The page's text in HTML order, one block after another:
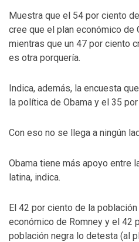
Muestra que el 54 por ciento
cree que el plan económico de
mientras que un 47 por ciento
es otra porquería.
Indica, además, la encuesta
la política de Obama y el 35
Con eso no se llega a ningún
Obama tiene más apoyo entre
latina, indica.
El 42 por ciento de la
económico de Romney y el 42
población negra lo detesta (al